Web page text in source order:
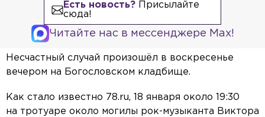
Есть новость?Присылайте
сюда!
Читайте нас в мессенджере Max!
Несчастный случай произошёл в воскресенье
вечером на Богословском кладбище.
Как стало известно 78.ru, 18 января около 19:30
на тротуаре около могилы рок-музыканта Виктора